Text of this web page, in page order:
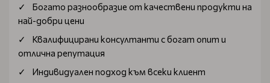
Богатo разнообразие от качествени продукти на
най-добри цени
Квалифицирани консултанти с богат опит и
отлична репутация
Индивидуален подход към всеки клиент